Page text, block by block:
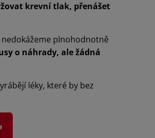
krevní tlak, přenášet
plnohodnotně
o náhrady, ale žádná
léky, které by bez